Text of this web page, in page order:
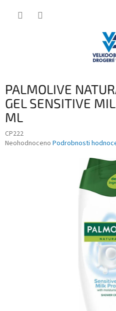
PALMOLIVE
GEL SENSITIVE
ML
CP222
Průměrné
Neohodnoceno Podrobnosti